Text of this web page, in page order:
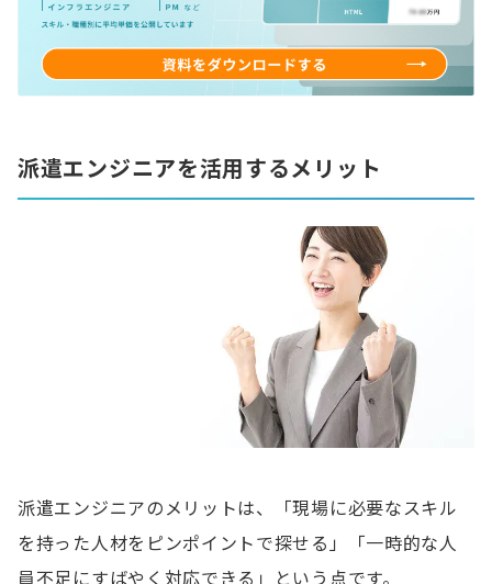
派遣エンジニアを活用するメリット
派遣エンジニアのメリットは、「現場に必要なスキル
を持った人材をピンポイントで探せる」「一時的な人
員不足にすばやく対応できる」という点です。